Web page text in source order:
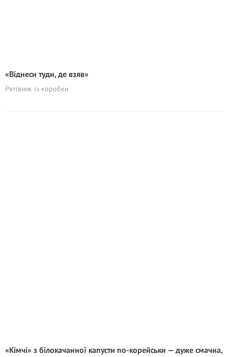
«Віднеси туди, де взяв»
Рятівник із коробки
«Кімчі» з білокачанної капусти по-корейськи — дуже смачна,